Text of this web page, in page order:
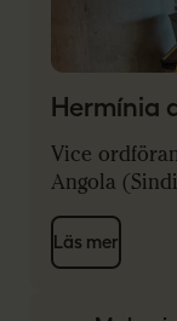
Hermínia
Vice
Angola
Läs mer